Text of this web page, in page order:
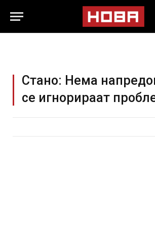
Стано: Нема
се игнорираат